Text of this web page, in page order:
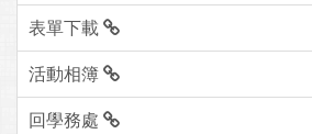
表單下載
活動相簿
回學務處